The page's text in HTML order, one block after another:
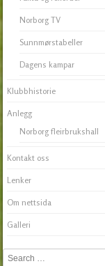
Norborg TV
Sunnmørstabeller
Dagens kampar
Klubbhistorie
Anlegg
Norborg fleirbrukshall
Kontakt oss
Lenker
Om nettsida
Galleri
Search